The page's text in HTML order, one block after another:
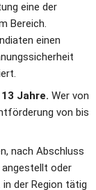
eine der
Bereich.
einen
Jahre. Wer von
von bis
nach Abschluss
angestellt oder
der Region tätig